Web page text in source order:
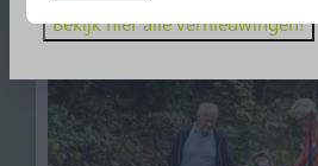
Bekijk hier alle vernieuwingen!